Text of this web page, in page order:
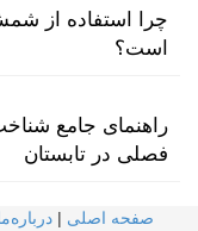
چرا استفاده از
است؟
راهنمای جامع
فصلی در تابستان
صفحه اصلی |